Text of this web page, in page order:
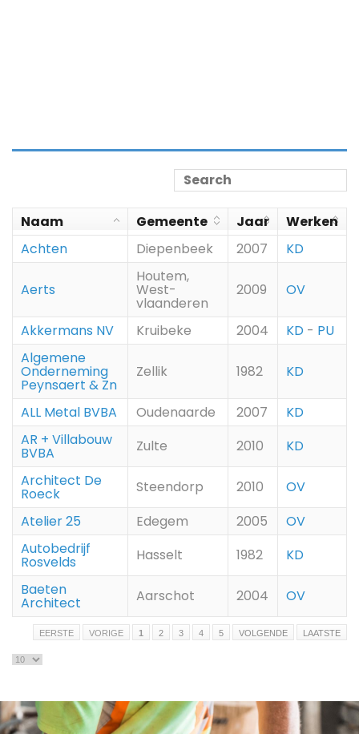
Naam Gemeente Jaar
Werken
Achten
Diepenbeek 2007 KD
Aerts
Houtem,
West-
vlaanderen
2009 OV
Akkermans NV Kruibeke 2004 KD - PU
Algemene
Onderneming
Peynsaert & Zn
Zellik 1982 KD
ALL Metal BVBA Oudenaarde 2007
KD
AR + Villabouw
BVBA Zulte 2010
KD
Architect De
Roeck Steendorp 2010
OV
Atelier 25
Edegem 2005
OV
Autobedrijf
Rosvelds Hasselt 1982
KD
Baeten
Architect Aarschot 2004 OV
EERSTE VORIGE 1 2 3 4 5 VOLGENDE LAATSTE